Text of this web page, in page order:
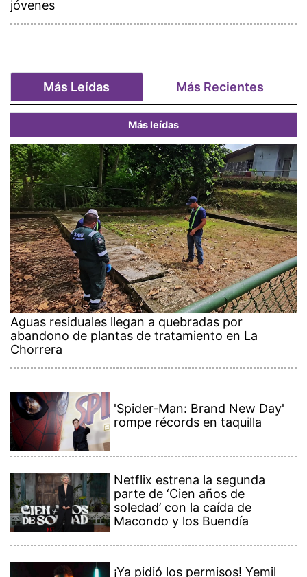
jóvenes
Más Leídas Más Recientes
Más leídas
Aguas residuales llegan a quebradas por
abandono de plantas de tratamiento en La
Chorrera
'Spider-Man: Brand New Day'
rompe récords en taquilla
Netflix estrena la segunda
parte de ‘Cien años de
soledad’ con la caída de
Macondo y los Buendía
¡Ya pidió los permisos! Yemil